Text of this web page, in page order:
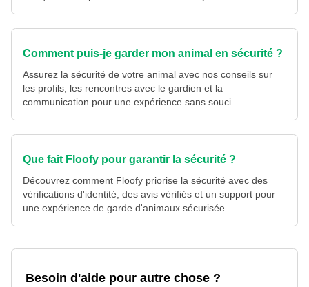
Comment puis-je garder mon animal en sécurité ?
Assurez la sécurité de votre animal avec nos conseils sur
les profils, les rencontres avec le gardien et la
communication pour une expérience sans souci.
Que fait Floofy pour garantir la sécurité ?
Découvrez comment Floofy priorise la sécurité avec des
vérifications d'identité, des avis vérifiés et un support pour
une expérience de garde d'animaux sécurisée.
Besoin d'aide pour autre chose ?